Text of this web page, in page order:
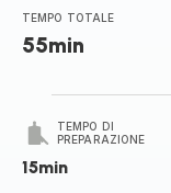
TEMPO TOTALE
55min
TEMPO DI
PREPARAZIONE
15min